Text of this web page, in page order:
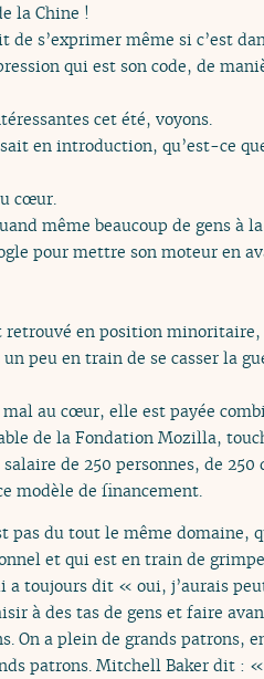
la Chine !
s’exprimer même si c’est
qui est son code, de
cet été, voyons.
en introduction, qu’est-ce
cœur.
même beaucoup de gens à
pour mettre son moteur en
en position minoritaire,
peu en train de se casser la
au cœur, elle est payée
de la Fondation Mozilla,
de 250 personnes, de
modèle de financement.
pas du tout le même domaine,
et qui est en train de
a toujours dit « oui, j’aurais
à des tas de gens et faire
On a plein de grands patrons,
patrons. Mitchell Baker dit :